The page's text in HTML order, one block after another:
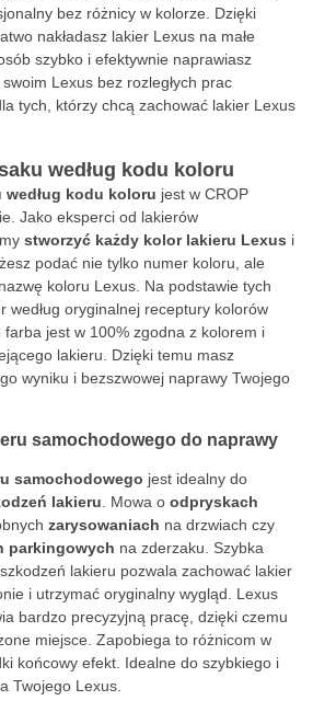
bez różnicy w kolorze. Dzięki
nakładasz lakier Lexus na małe
szybko i efektywnie naprawiasz
Lexus bez rozległych prac
tych, którzy chcą zachować lakier Lexus
według kodu koloru
kodu koloru jest w CROP
Jako eksperci od lakierów
stworzyć każdy kolor lakieru Lexus i
podać nie tylko numer koloru, ale
koloru Lexus. Na podstawie tych
według oryginalnej receptury kolorów
jest w 100% zgodna z kolorem i
lakieru. Dzięki temu masz
wyniku i bezszwowej naprawy Twojego
samochodowego do naprawy
samochodowego jest idealny do
lakieru . Mowa o odpryskach
zarysowaniach na drzwiach czy
parkingowych na zderzaku. Szybka
lakieru pozwala zachować lakier
i utrzymać oryginalny wygląd. Lexus
bardzo precyzyjną pracę, dzięki czemu
miejsce. Zapobiega to różnicom w
końcowy efekt. Idealne do szybkiego i
Twojego Lexus.